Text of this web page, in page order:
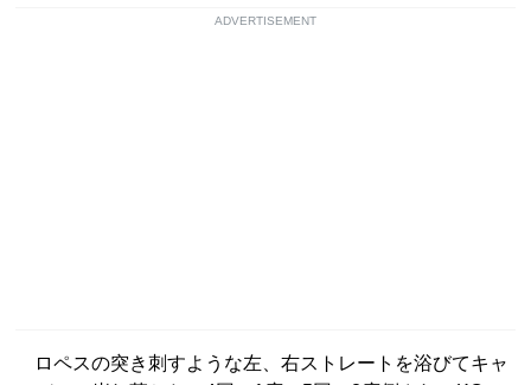
ADVERTISEMENT
ロペスの突き刺すような左、右ストレートを浴びてキャ